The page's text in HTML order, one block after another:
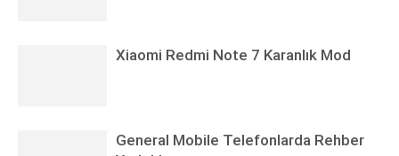
Xiaomi Redmi Note 7 Karanlık Mod
General Mobile Telefonlarda Rehber